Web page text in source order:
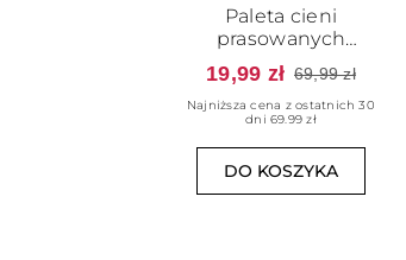
Paleta cieni
prasowanych
Frosted Fairy Tale
Eyeshadow Palette
19,99 zł 69,99 zł
Najniższa cena z ostatnich 30
dni 69.99 zł
DO KOSZYKA